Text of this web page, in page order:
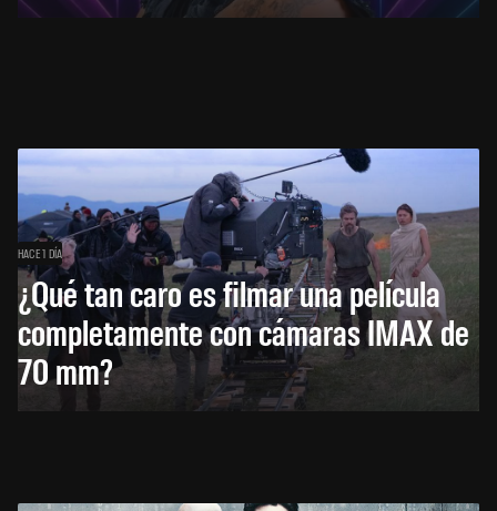
HACE 1 DÍA
¿Qué tan caro es filmar una película
completamente con cámaras IMAX de
70 mm?